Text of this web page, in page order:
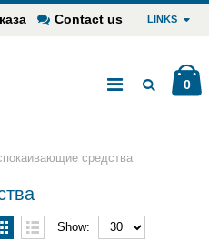
Contact us LINKS
0
средства
Show: